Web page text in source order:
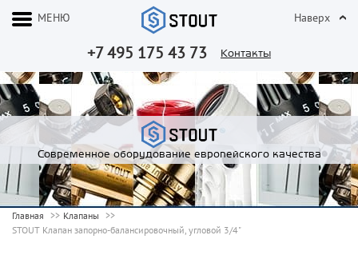
+7 495 175 43 73 Контакты
МЕНЮ Наверх
Современное оборудование европейского качества
Главная
Клапаны
STOUT Клапан запорно-балансировочный, угловой 3/4"